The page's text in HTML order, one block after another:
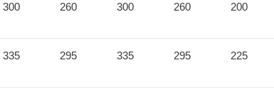
300 260 300 260 200
335 295 335 295 225